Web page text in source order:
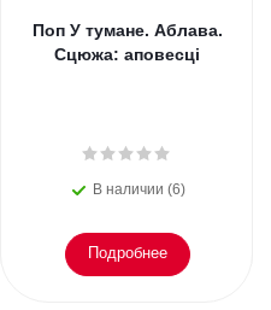
Поп У тумане. Аблава.
Сцюжа: аповесцi
В наличии (6)
Подробнее